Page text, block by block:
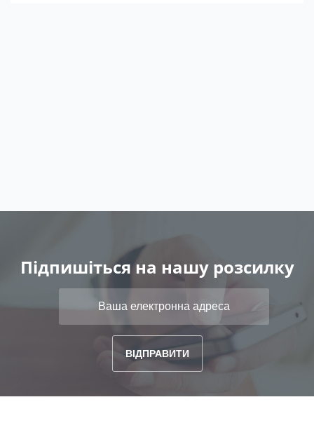
Підпишіться на нашу розсилку